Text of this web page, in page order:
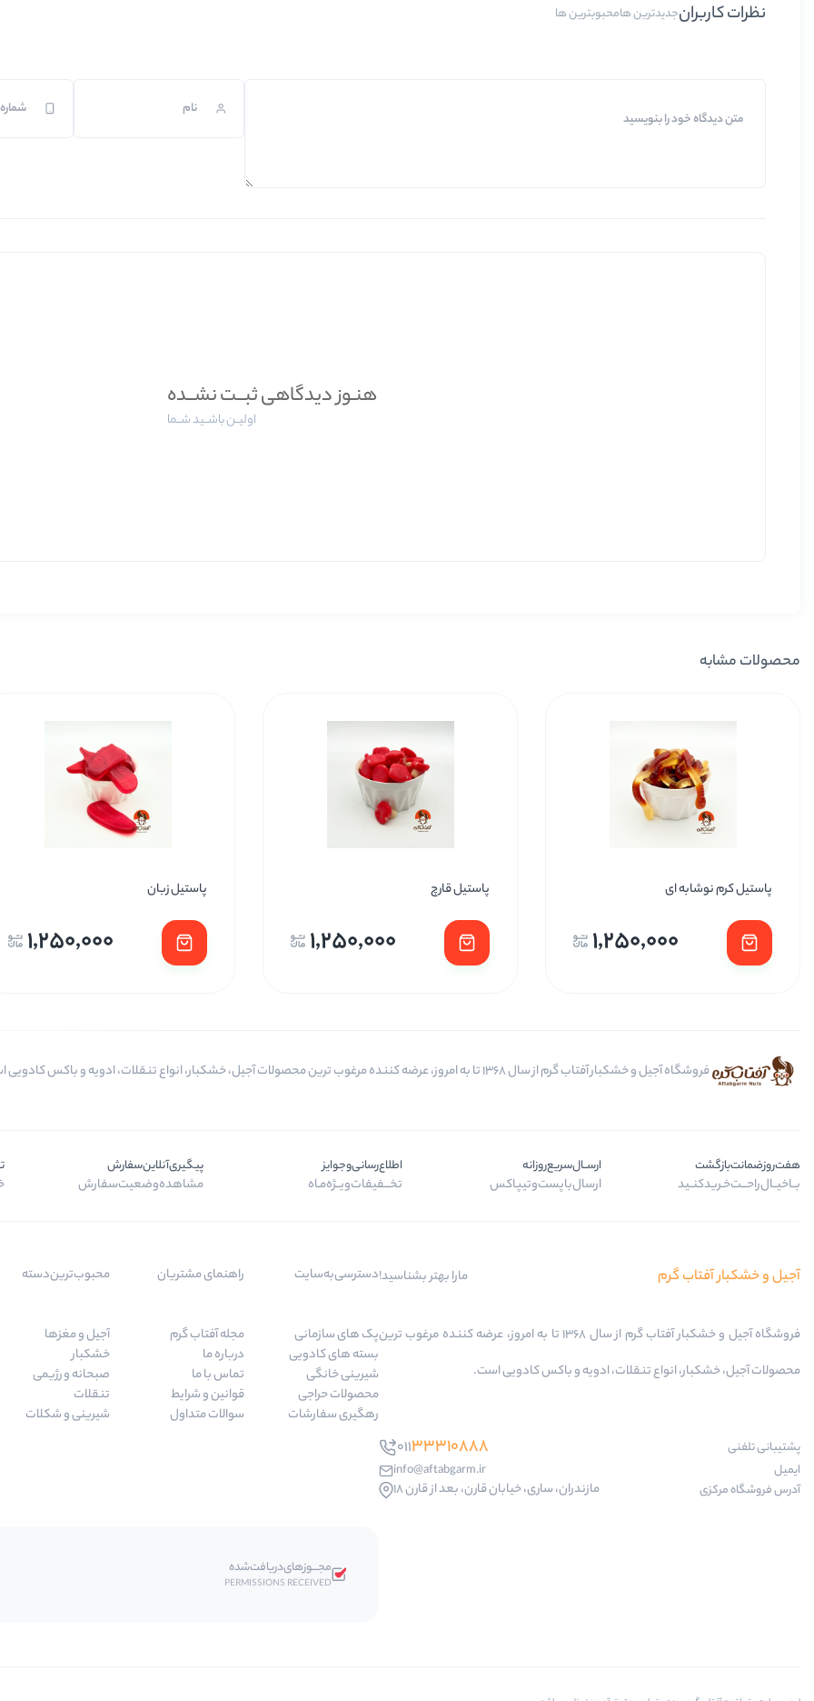
نظرات کاربرانجدیدترین هامحبوبترین ها
هنـوز دیدگاهی ثبــت نشــده
اولیــن باشــید شــما
محصولات مشابه
پاستیل کرم نوشابه ای
1,250,000
پاستیل قارچ
1,250,000
پاستیل زبان
1,250,000
فروشگاه آجیل و خشکبار آفتاب گرم از سال 1368 تا به امروز، عرضه کننده مرغوب ترین محصولات آجیل، خشکبار، انواع تنقلات، ادویه و باکس کادویی است.
هفت‌روز‌ضمانت‌بازگشت
بــا‌خیــال‌راحـــت‌خـرید‌کنــید
ارســال‌سریع‌روزانه
ارسال‌با‌پست‌و‌تیپاکس
اطلاع‌رسانی‌و‌جوایز
تخـــفیفات‌ویــژه‌مـاه
پیگیری‌آنلاین‌سفارش
مشاهده‌وضعیت‌سفارش
آجیل و خشکبار آفتاب گرم مارا بهتر بشناسید!
فروشگاه آجیل و خشکبار آفتاب گرم از سال 1368 تا به امروز، عرضه کننده مرغوب ترین
محصولات آجیل، خشکبار، انواع تنقلات، ادویه و باکس کادویی است.
پشتیبانی تلفنی 01133310888
ایمیل
info@aftabgarm.ir
آدرس‌ فروشگاه مرکزی
مازندران، ساری، خیابان قارن، بعد از قارن 18
دسترسی‌به‌سایت
پک های سازمانی
بسته های کادویی
شیرینی خانگی
محصولات حراجی
رهگیری سفارشات
راهنمای مشتریان
مجله آفتاب گرم
درباره ما
تماس با ما
قوانین و شرایط
سوالات متداول
محبوب‌ترین‌دسته‌
آجیل و مغزها
خشکبار
صبحانه و رژیمی
تنقلات
شیرینی و شکلات
مجـــوز‌های‌دریافت‌شده
PERMISSIONS RECEIVED